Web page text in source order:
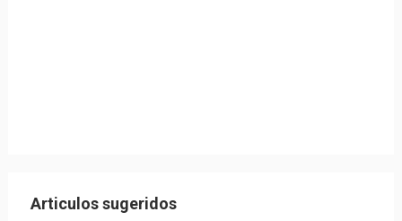
Articulos sugeridos